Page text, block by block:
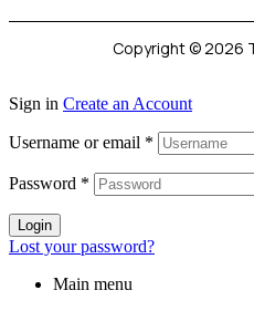
Copyright © 2026
Sign in Create an Account
Username or email *
Password *
Login
Lost your password?
Main menu